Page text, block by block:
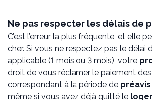
Ne pas respecter les délais de
C’est l’erreur la plus fréquente, et elle
cher. Si vous ne respectez pas le délai
applicable (1 mois ou 3 mois), votre
droit de vous réclamer le paiement
correspondant à la période de préavis
même si vous avez déjà quitté le